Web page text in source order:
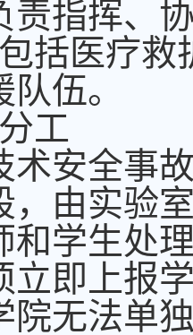
责指挥、
括医疗
伍。
工
术安全事
，由实验
和学生处
立即上报
院无法单